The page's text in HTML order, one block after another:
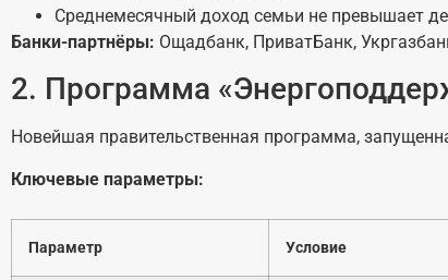
Среднемесячный доход семьи не превышает
Банки-партнёры: Ощадбанк, ПриватБанк,
2. Программа
Новейшая правительственная программа,
Ключевые параметры:
Параметр Условие